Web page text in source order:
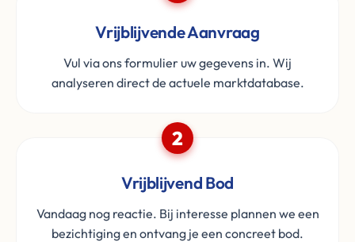
Vrijblijvende Aanvraag
Vul via ons formulier uw gegevens in. Wij
analyseren direct de actuele marktdatabase.
2
Vrijblijvend Bod
Vandaag nog reactie. Bij interesse plannen we een
bezichtiging en ontvang je een concreet bod.